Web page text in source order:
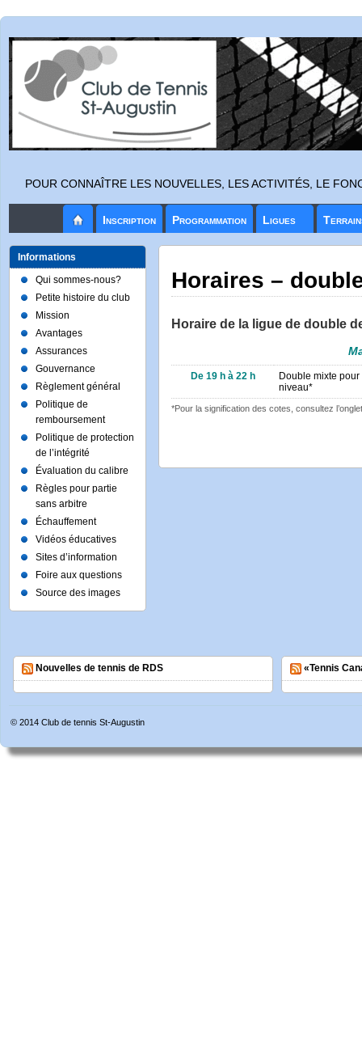
POUR CONNAÎTRE LES NOUVELLES, LES ACTIVITÉS, LE
Inscription Programmation Ligues
Horaires –
Horaire de la ligue de double
De 19 h à 22 h
Double mixte
niveau*
*Pour la signification des cotes, consultez
Informations
Qui sommes-nous?
Petite histoire du club
Mission
Avantages
Assurances
Gouvernance
Règlement général
Politique de
remboursement
Politique de protection
de l’intégrité
Évaluation du calibre
Règles pour partie
sans arbitre
Échauffement
Vidéos éducatives
Sites d’information
Foire aux questions
Source des images
Nouvelles de tennis de RDS «Tennis
© 2014 Club de tennis St-Augustin